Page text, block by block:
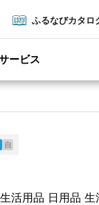
ふるなびカタロ
ービス
自
活用品 日用品